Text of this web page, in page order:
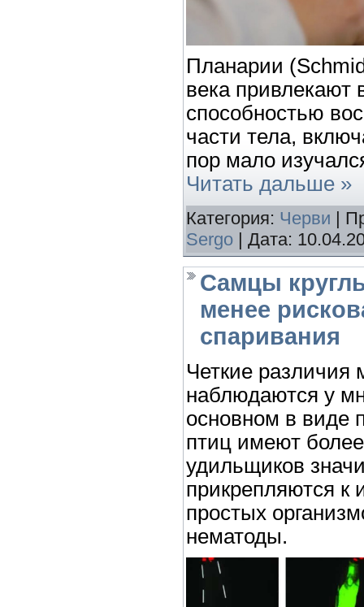
Планарии
века привлекают
способностью
части тела,
пор мало
Читать дальше »
Категория: Черви |
Sergo | Дата:
Самцы
менее
спаривания
Четкие
наблюдаются у
основном в виде
птиц имеют
удильщиков
прикрепляются к
простых
нематоды.